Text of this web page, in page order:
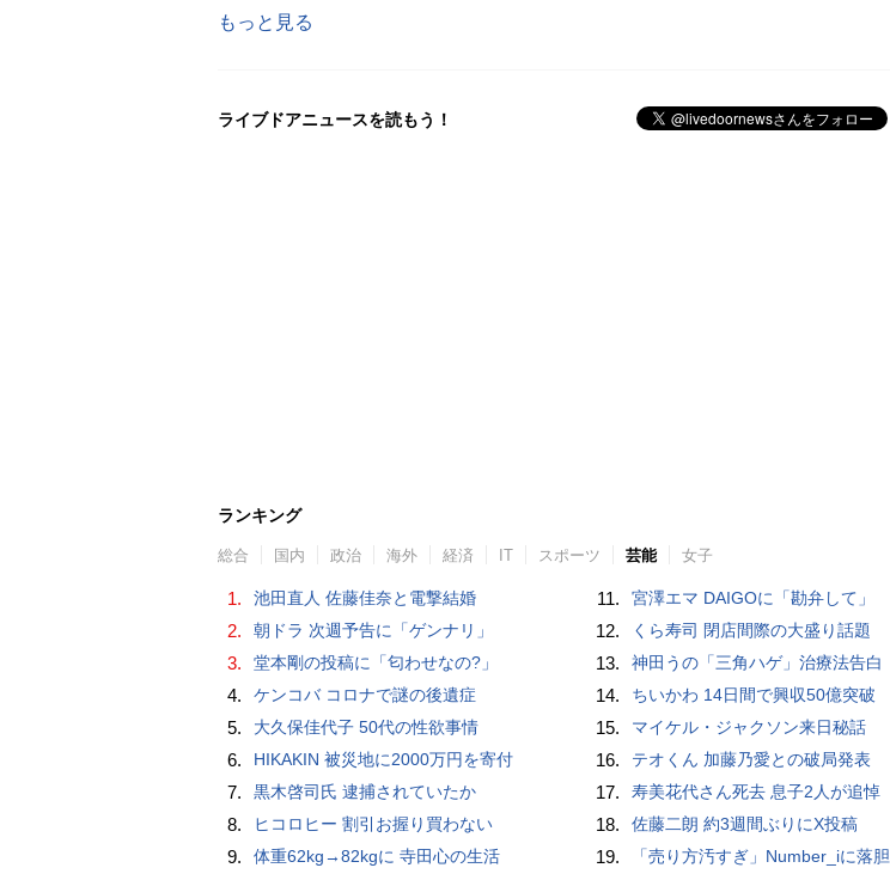
もっと見る
ライブドアニュースを読もう！
ランキング
総合 国内 政治 海外 経済 IT スポーツ 芸能 女子
1. 池田直人 佐藤佳奈と電撃結婚
2. 朝ドラ 次週予告に「ゲンナリ」
3. 堂本剛の投稿に「匂わせなの?」
4. ケンコバ コロナで謎の後遺症
5. 大久保佳代子 50代の性欲事情
6. HIKAKIN 被災地に2000万円を寄付
7. 黒木啓司氏 逮捕されていたか
8. ヒコロヒー 割引お握り買わない
9. 体重62kg→82kgに 寺田心の生活
11. 宮澤エマ DAIGOに「勘弁して」
12. くら寿司 閉店間際の大盛り話題
13. 神田うの「三角ハゲ」治療法告白
14. ちいかわ 14日間で興収50億突破
15. マイケル・ジャクソン来日秘話
16. テオくん 加藤乃愛との破局発表
17. 寿美花代さん死去 息子2人が追悼
18. 佐藤二朗 約3週間ぶりにX投稿
19. 「売り方汚すぎ」Number_iに落胆